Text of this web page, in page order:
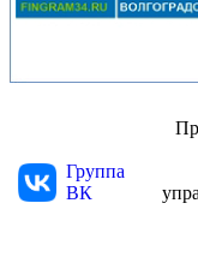
Группа
ВК